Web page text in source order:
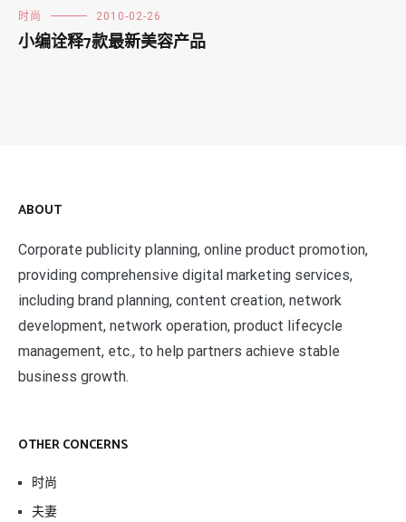
时尚 2010-02-26
小编诠释7款最新美容产品
ABOUT
Corporate publicity planning, online product promotion,
providing comprehensive digital marketing services,
including brand planning, content creation, network
development, network operation, product lifecycle
management, etc., to help partners achieve stable
business growth.
OTHER CONCERNS
时尚
夫妻